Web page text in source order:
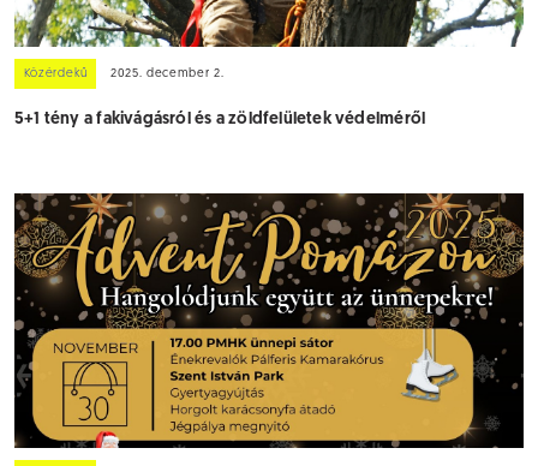
Közérdekű 2025. december 2.
5+1 tény a fakivágásról és a zöldfelületek védelméről